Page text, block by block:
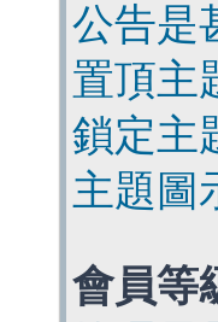
公告是
置頂主
鎖定主
主題圖
會員等